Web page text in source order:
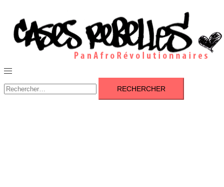
Ouvrir/fermer
le
menu
Rechercher :